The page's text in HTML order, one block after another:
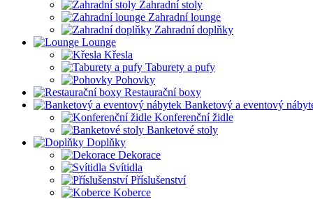
Zahradní stoly
Zahradní lounge
Zahradní doplňky
Lounge
Křesla
Taburety a pufy
Pohovky
Restaurační boxy
Banketový a eventový
Konferenční židle
Banketové stoly
Doplňky
Dekorace
Svítidla
Příslušenství
Koberce